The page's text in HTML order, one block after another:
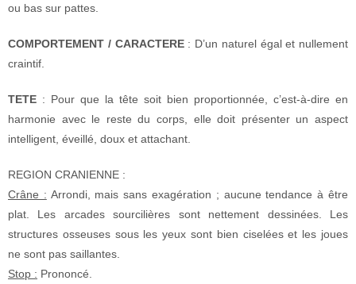
ou bas sur pattes.
COMPORTEMENT / CARACTERE : D’un naturel égal et nullement
craintif.
TETE : Pour que la tête soit bien proportionnée, c’est-à-dire en
harmonie avec le reste du corps, elle doit présenter un aspect
intelligent, éveillé, doux et attachant.
REGION CRANIENNE :
Crâne : Arrondi, mais sans exagération ; aucune tendance à être
plat. Les arcades sourcilières sont nettement dessinées. Les
structures osseuses sous les yeux sont bien ciselées et les joues
ne sont pas saillantes.
Stop : Prononcé.